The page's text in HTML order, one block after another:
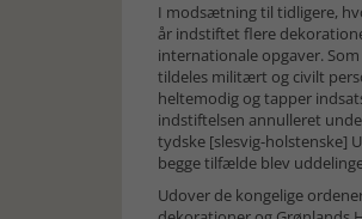
I modsætning til tidligere,
år indstiftet flere
internationale opgaver.
tildeles militært og civilt
heltemodig og tapper
indstiftelsen annulleret
tydske [slesvig-holstenske]
begge tilfælde blev
Udover de kongelige